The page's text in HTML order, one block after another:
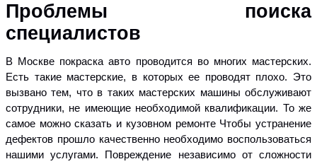
Проблемы поиска
специалистов
В Москве покраска авто проводится во многих мастерских.
Есть такие мастерские, в которых ее проводят плохо. Это
вызвано тем, что в таких мастерских машины обслуживают
сотрудники, не имеющие необходимой квалификации. То же
самое можно сказать и кузовном ремонте Чтобы устранение
дефектов прошло качественно необходимо воспользоваться
нашими услугами. Повреждение независимо от сложности